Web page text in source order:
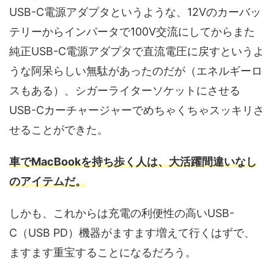
USB-C電源アダプタというような、12Vのカーバッ
テリーからインパータで100V交流にしてからまた
純正USB-C電源アダプタで直流電圧に戻すというよ
うな阿呆らしい無駄があったのだが（エネルギーロ
スもある）、シガーライターソケットにさせる
USB-Cカーチャージャーでめちゃくちゃスッキリさ
せることができた。
車でMacBookを持ち歩く人は、大活躍間違いなし
のアイテムだ。
しかも、これからは充電の利便性の高いUSB-
C（USB PD）機器がますます増えて行くはずで、
ますます重宝することになるだろう。